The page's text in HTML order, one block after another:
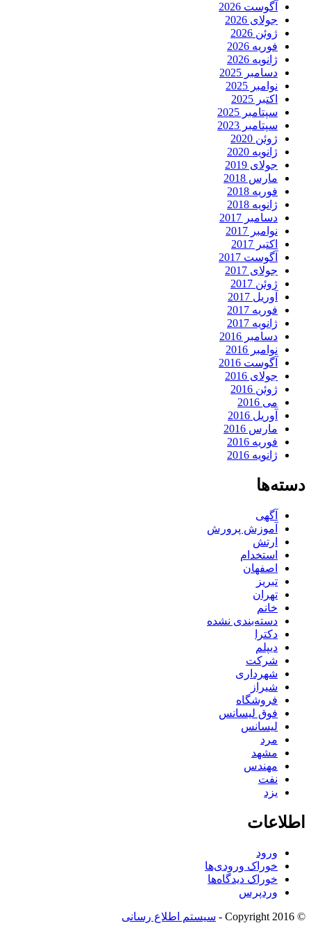
آگوست 2026
جولای 2026
ژوئن 2026
فوریه 2026
ژانویه 2026
دسامبر 2025
نوامبر 2025
اکتبر 2025
سپتامبر 2025
سپتامبر 2023
ژوئن 2020
ژانویه 2020
جولای 2019
مارس 2018
فوریه 2018
ژانویه 2018
دسامبر 2017
نوامبر 2017
اکتبر 2017
آگوست 2017
جولای 2017
ژوئن 2017
آوریل 2017
فوریه 2017
ژانویه 2017
دسامبر 2016
نوامبر 2016
آگوست 2016
جولای 2016
ژوئن 2016
می 2016
آوریل 2016
مارس 2016
فوریه 2016
ژانویه 2016
دسته‌ها
آگهی
آموزش پرورش
ارتش
استخدام
اصفهان
تبریز
تهران
خانم
دسته‌بندی نشده
دکترا
دیپلم
شرکت
شهرداری
شیراز
فروشگاه
فوق لیسانس
لیسانس
مرد
مشهد
مهندس
نفت
یزد
اطلاعات
ورود
خوراک ورودی‌ها
خوراک دیدگاه‌ها
وردپرس
© Copyright 2016 - سیستم اطلاع رسانی